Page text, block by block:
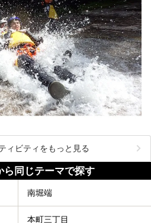
ィビティをもっと見る
ら同じテーマで探す
南堀端
本町三丁目